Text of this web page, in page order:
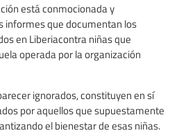
está conmocionada y
informes que documentan los
en Liberiacontra niñas que
operada por la organización
ignorados, constituyen en sí
por aquellos que supuestamente
el bienestar de esas niñas.